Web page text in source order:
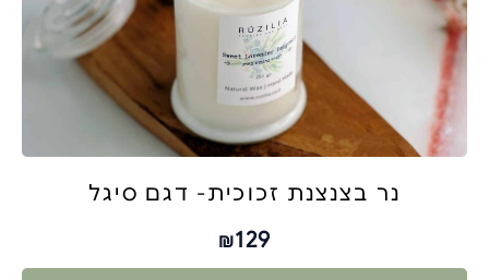
נר בצנצנת זכוכית- דגם סיגל
₪129